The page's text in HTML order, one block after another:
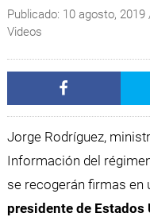
Publicado: 10 agosto, 2019
Videos
Jorge Rodríguez,
Información del
se recogerán firmas en
presidente de Estados